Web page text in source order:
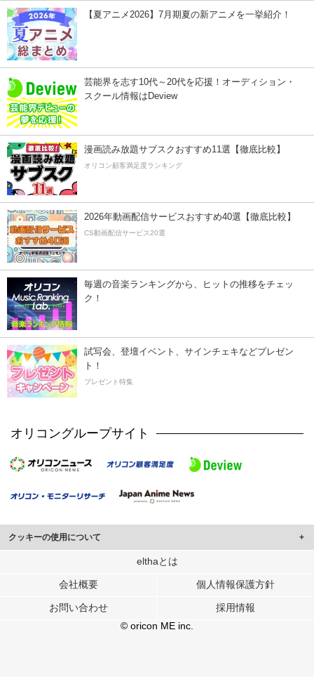
【夏アニメ2026】7月期夏の新アニメを一挙紹介！
芸能界を志す10代～20代を応援！オーディション・
スクール情報はDeview
漫画読み放題サブスクおすすめ11選【徹底比較】
オリコン顧客満足度ランキング
2026年動画配信サービスおすすめ40選【徹底比較】
CS動画配信サービス20選
毎週の音楽ランキングから、ヒットの推移をチェッ
ク！
試写会、登壇イベント、サインチェキなどプレゼン
ト！
プレゼント特集
オリコングループサイト
クッキーの使用について
このサイトでは Cookie を使用して、ユーザーに合わせたコンテンツや広告の
行っています。
メディアや広告配信、データ解析の各パートナーに提供しています。
ユーザーが各パートナーのサービスを使用したときに収集した他の情報を組み
elthaとは
会社概要 個人情報保護方針
お問い合わせ
採用情報
© oricon ME inc.